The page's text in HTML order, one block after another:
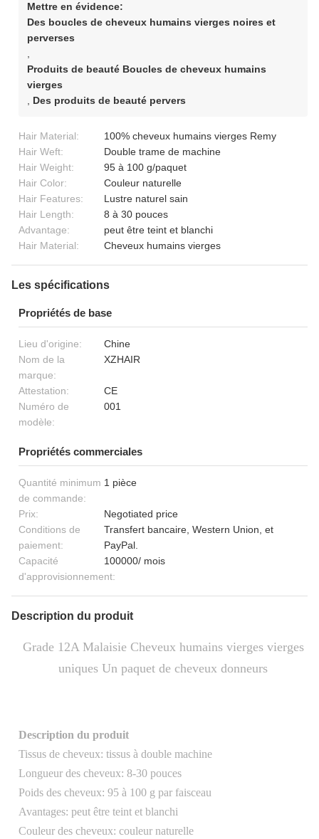
Mettre en évidence:
Des boucles de cheveux humains vierges noires et
perverses
Produits de beauté Boucles de cheveux humains
vierges
Des produits de beauté pervers
Hair Material:
100% cheveux humains vierges Remy
Hair Weft:
Double trame de machine
Hair Weight:
95 à 100 g/paquet
Hair Color:
Couleur naturelle
Hair Features:
Lustre naturel sain
Hair Length:
8 à 30 pouces
Advantage:
peut être teint et blanchi
Hair Material:
Cheveux humains vierges
Les spécifications
Propriétés de base
Lieu d'origine:
Chine
Nom de la
marque:
XZHAIR
Attestation:
CE
Numéro de
modèle:
001
Propriétés commerciales
Quantité minimum
de commande:
1 pièce
Prix:
Negotiated price
Conditions de
paiement:
Transfert bancaire, Western Union, et
PayPal.
Capacité
d'approvisionnement:
100000/ mois
Description du produit
Grade 12A Malaisie Cheveux humains vierges vierges
uniques Un paquet de cheveux donneurs
Description du produit
Tissus de cheveux: tissus à double machine
Longueur des cheveux: 8-30 pouces
Poids des cheveux: 95 à 100 g par faisceau
Avantages: peut être teint et blanchi
Couleur des cheveux: couleur naturelle